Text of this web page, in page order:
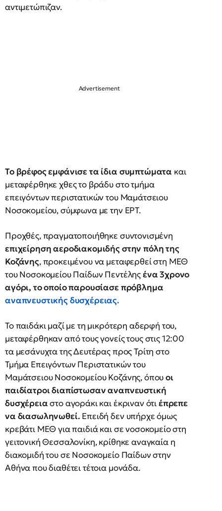
αντιμετώπιζαν.
Το βρέφος εμφάνισε τα ίδια συμπτώματα και
μεταφέρθηκε χθες το βράδυ στο τμήμα
επειγόντων περιστατικών του Μαμάτσειου
Νοσοκομείου, σύμφωνα με την ΕΡΤ.
Προχθές, πραγματοποιήθηκε συντονισμένη
επιχείρηση αεροδιακομιδής στην πόλη της
Κοζάνης, προκειμένου να μεταφερθεί στη ΜΕΘ
του Νοσοκομείου Παίδων Πεντέληςένα 3χρονο
αγόρι, το οποίο παρουσίασε πρόβλημα
αναπνευστικής δυσχέρειας.
Το παιδάκι μαζί με τη μικρότερη αδερφή του,
μεταφέρθηκαν από τους γονείς τους στις 12:00
τα μεσάνυχτα της Δευτέρας προς Τρίτη στο
Τμήμα Επειγόντων Περιστατικών του
Μαμάτσειου Νοσοκομείου Κοζάνης, όπουοι
παιδίατροι διαπίστωσαν αναπνευστική
δυσχέρειαστο αγοράκι και έκριναν ότιέπρεπε
να διασωληνωθεί. Επειδή δεν υπήρχε όμως
κρεβάτι ΜΕΘ για παιδιά και σε νοσοκομείο στη
γειτονική Θεσσαλονίκη, κρίθηκε αναγκαία η
διακομιδή του σε Νοσοκομείο Παίδων στην
Αθήνα που διαθέτει τέτοια μονάδα.